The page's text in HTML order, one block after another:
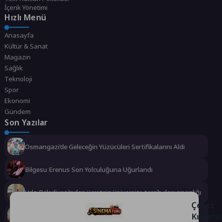
İçerik Yönetimi
Hızlı Menü
Anasayfa
Kültür & Sanat
Magazin
Sağlık
Teknoloji
Spor
Ekonomi
Gündem
Son Yazılar
Osmangazi’de Geleceğin Yüzücüleri Sertifikalarını Aldı
Bilgesu Erenus Son Yolculuğuna Uğurlandı
Urla Belediyesi’nden ücretsiz üniversite tercih danışmanlığı
2 milyona yakın aday bu testi çözdü…
Çerez